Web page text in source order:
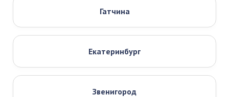
Гатчина
Екатеринбург
Звенигород